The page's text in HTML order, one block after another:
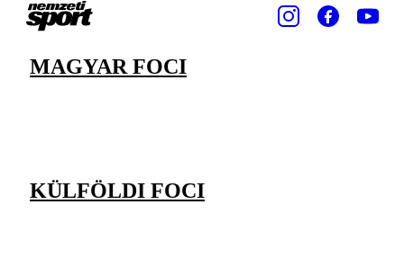
MAGYAR FOCI
KÜLFÖLDI FOCI